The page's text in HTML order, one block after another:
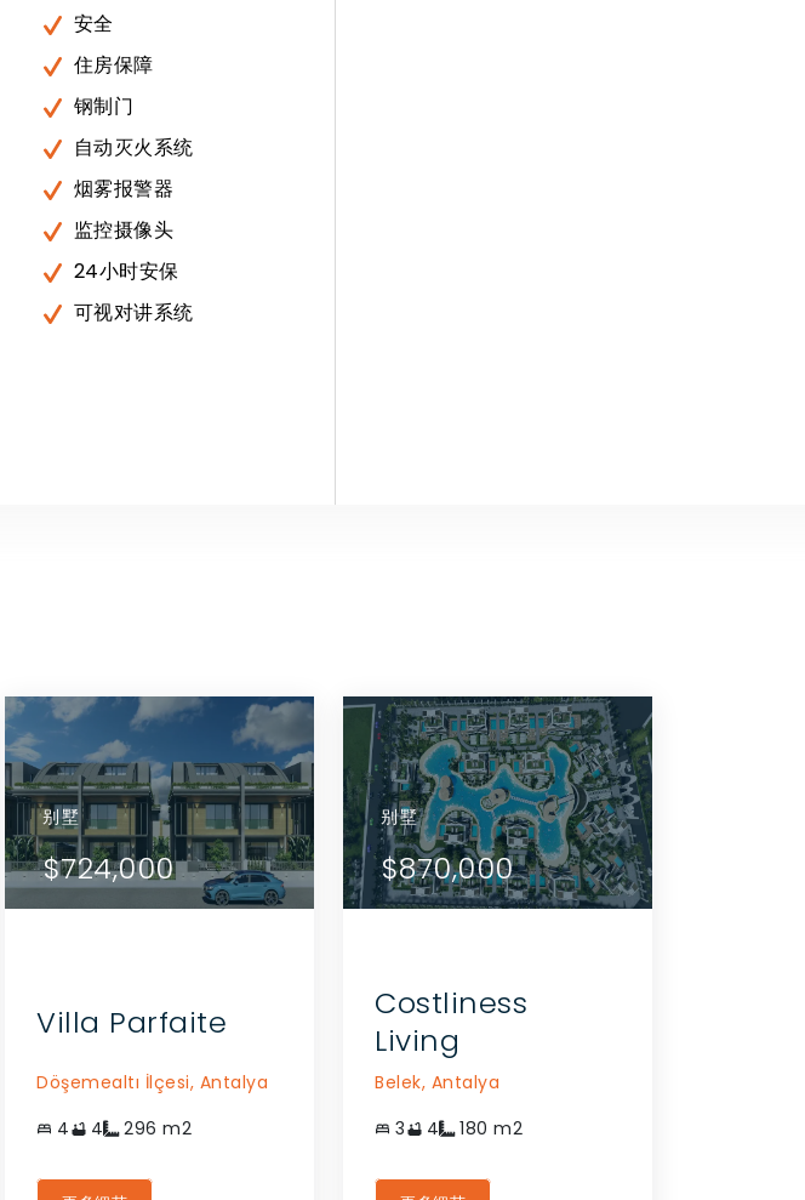
安全
住房保障
钢制门
自动灭火系统
烟雾报警器
监控摄像头
24小时安保
可视对讲系统
$784,000
查看详情
联系代理商
公寓
$784,000
别墅
$975,000
别墅
$975,000
别墅
$724,000
别墅
$724,000
Villa Parfaite
Döşemealtı İlçesi, Antalya
4
4 296 m2
查看详情
联系代理商
别墅
$870,000
Costliness
Living
Belek, Antalya
3
4 180 m2